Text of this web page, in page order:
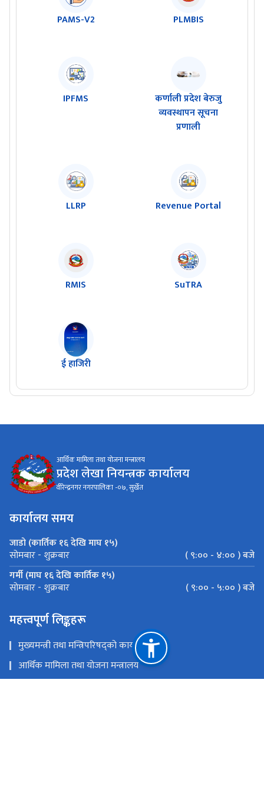
PAMS-V2 PLMBIS
IPFMS
कर्णाली प्रदेश बेरुजु
व्यवस्थापन सूचना
प्रणाली
LLRP Revenue Portal
RMIS SuTRA
ई हाजिरी
आर्थिक मामिला तथा योजना मन्त्रालय
प्रदेश लेखा नियन्त्रक कार्यालय
वीरेन्द्रनगर नगरपालिका -०७, सुर्खेत
कार्यालय समय
जाडो (कार्तिक १६ देखि माघ १५)
सोमबार - शुक्रबार
( ९:०० - ४:०० ) बजे
गर्मी (माघ १६ देखि कार्तिक १५)
सोमबार - शुक्रबार ( ९:०० - ५:०० ) बजे
महत्त्वपूर्ण लिङ्कहरू
मुख्यमन्त्री तथा मन्त्रिपरिषद्को कार्यालय
आर्थिक मामिला तथा योजना मन्त्रालय